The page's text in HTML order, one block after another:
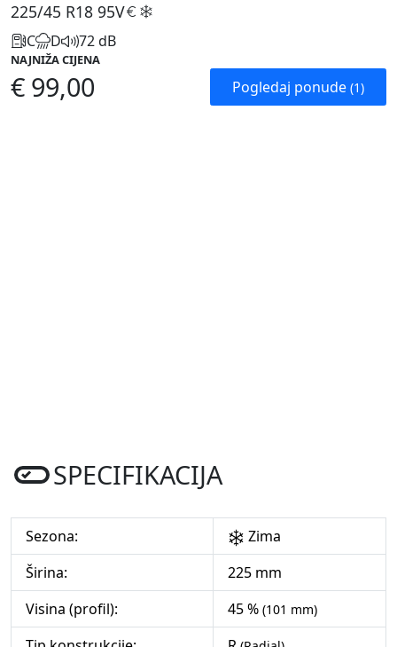
225/45 R18 95V
C D 72 dB
NAJNIŽA CIJENA
€ 99,00 Pogledaj ponude (1)
SPECIFIKACIJA
Sezona:
Zima
Širina:
225 mm
Visina (profil):
45 % (101 mm)